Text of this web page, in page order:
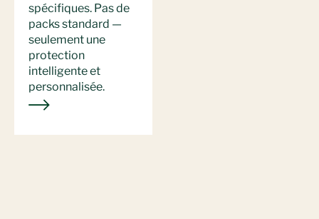
spécifiques. Pas de
packs standard —
seulement une
protection
intelligente et
personnalisée.